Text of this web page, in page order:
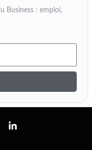
Business : emploi,